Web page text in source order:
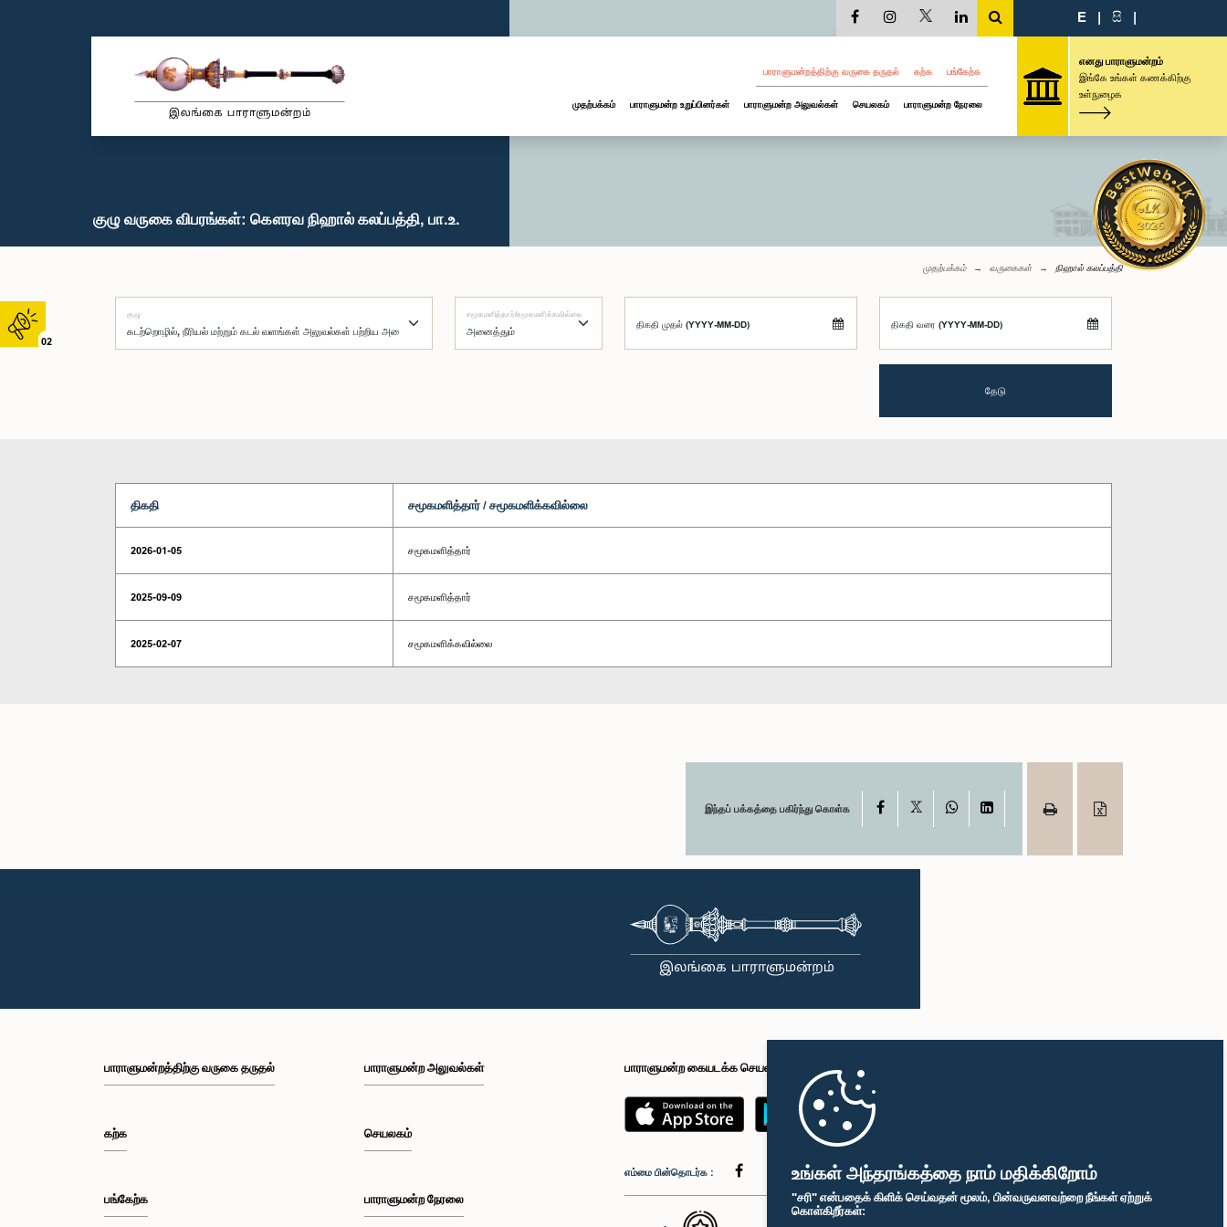
உங்கள் அந்தரங்கத்தை நாம் மதிக்கிறோம்
"சரி" என்பதைக் கிளிக் செய்வதன் மூலம், பின்வருவனவற்றை நீங்கள் ஏற்றுக்
கொள்கிறீர்கள்:
02
E | සි |
பாராளுமன்றத்திற்கு வருகை தருதல் கற்க பங்கேற்க
முதற்பக்கம் பாராளுமன்ற உறுப்பினர்கள் பாராளுமன்ற அலுவல்கள் செயலகம் பாராளுமன்ற நேரலை
எனது பாராளுமன்றம்
இங்கே உங்கள் கணக்கிற்கு
உள்நுழைக
குழு வருகை விபரங்கள்: கௌரவ நிஹால் கலப்பத்தி, பா.உ.
முதற்பக்கம் வருகைகள் நிஹால் கலப்பத்தி
குழு சமூகமளித்தார்/சமூகமளிக்கவில்லை
திகதி முதல் (YYYY-MM-DD) திகதி வரை (YYYY-MM-DD)
தேடு
திகதி சமூகமளித்தார் / சமூகமளிக்கவில்லை
2026-01-05 சமூகமளித்தார்
2025-09-09 சமூகமளித்தார்
2025-02-07 சமூகமளிக்கவில்லை
இந்தப் பக்கத்தை பகிர்ந்து கொள்க Facebook WhatsAppLinkedIn
பாராளுமன்றத்திற்கு வருகை தருதல்
கற்க
பங்கேற்க
பாராளுமன்ற அலுவல்கள்
செயலகம்
பாராளுமன்ற நேரலை
பாராளுமன்ற கையடக்க செயலி
எம்மை பின்தொடர்க :